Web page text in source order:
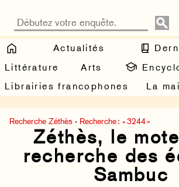
Actualités
Littérature
Arts
Librairies francophones
La
Recherche Zéthès › Recherche : « 3244 »
Zéthès, le
recherche des
Sambuc